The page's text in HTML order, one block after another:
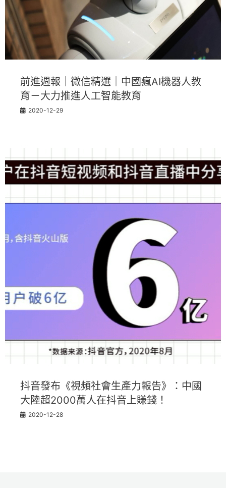
前進週報｜微信精選｜中國瘋AI機器人教
育－大力推進人工智能教育
2020-12-29
抖音發布《視頻社會生產力報告》：中國
大陸超2000萬人在抖音上賺錢！
2020-12-28